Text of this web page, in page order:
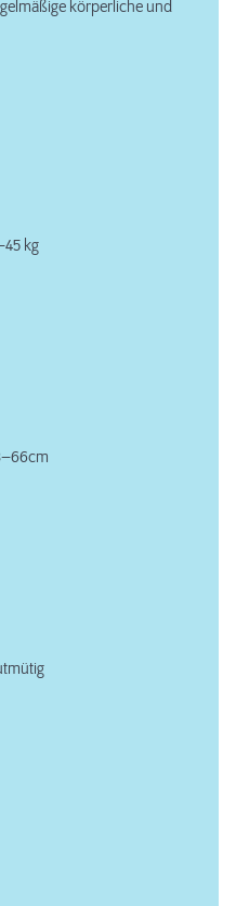
körperliche und
kg